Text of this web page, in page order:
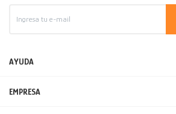
AYUDA
EMPRESA